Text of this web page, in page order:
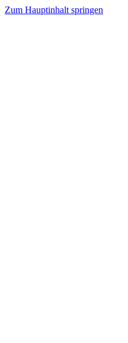
Zum Hauptinhalt springen